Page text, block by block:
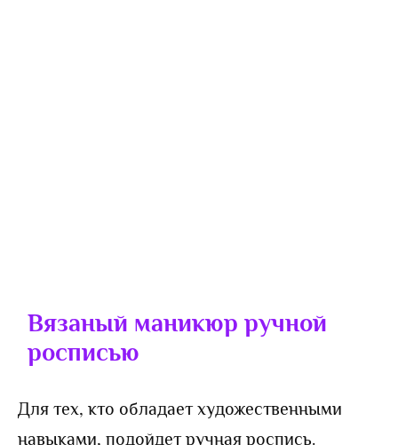
Вязаный маникюр ручной
росписью
Для тех, кто обладает художественными
навыками, подойдет ручная роспись.